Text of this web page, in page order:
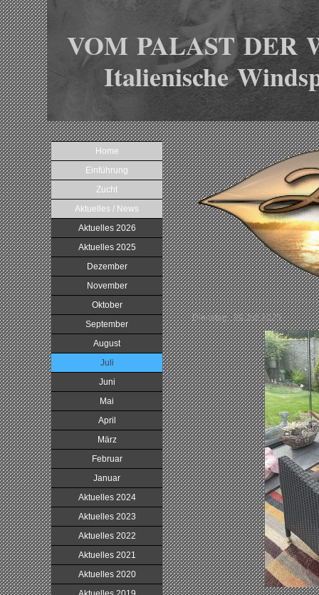
VOM PALAST DER
Italienische
Home
Einführung
Zucht
Aktuelles / News
Aktuelles 2026
Aktuelles 2025
Dezember
November
Oktober
September
August
Juli
Juni
Mai
April
März
Februar
Januar
Aktuelles 2024
Aktuelles 2023
Aktuelles 2022
Aktuelles 2021
Aktuelles 2020
Dienstag , 29.Juli 2025